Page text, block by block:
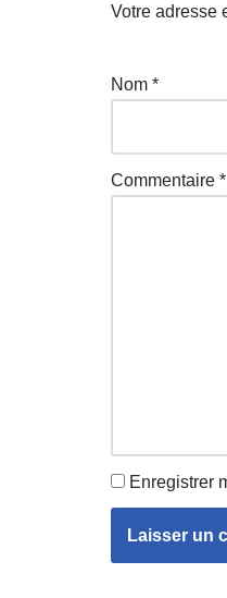
Votre adresse
Nom *
Commentaire *
Enregistrer